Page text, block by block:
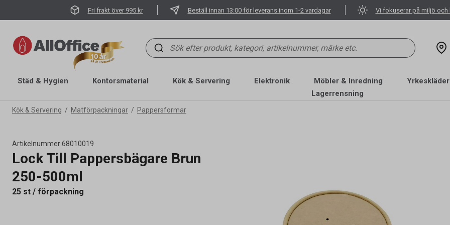
Fri frakt över 995 kr Beställ innan 13:00 för leverans inom 1-2 vardagar Vi fokuserar på miljö och
Städ & Hygien Kontorsmaterial Kök & Servering Elektronik Möbler & Inredning
Lagerrensning
Kök & Servering Matförpackningar Pappersformar
Artikelnummer68010019
Lock Till Pappersbägare Brun
250-500ml
25 st / förpackning
Artikelnummer